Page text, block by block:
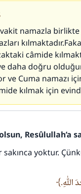
namazla
câmide
daha doğru
ve Cuma namazı
kılmak için
Resûlullah’a
sakınca yoktur.
اللهِ.
110845 Nolu